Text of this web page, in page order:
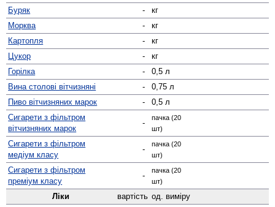
Буряк
-
кг
Морква
-
кг
Картопля
-
кг
Цукор
-
кг
Горілка
-
0,5 л
Вина столові вітчизняні
-
0,75 л
Пиво вітчизняних марок
-
0,5 л
Сигарети з фільтром
вітчизняних марок
-
пачка (20
шт)
Сигарети з фільтром
медіум класу
-
пачка (20
шт)
Сигарети з фільтром
преміум класу
-
пачка (20
шт)
Ліки вартість од. виміру